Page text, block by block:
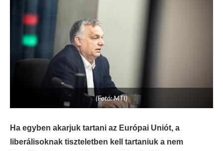
(Fotó: MTI)
Ha egyben akarjuk tartani az Európai Uniót, a
liberálisoknak tiszteletben kell tartaniuk a nem